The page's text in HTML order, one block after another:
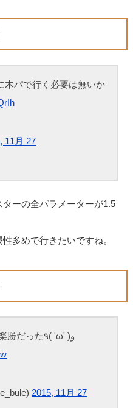
木パで行く必要は無いか
11月 27
ーの全パラメーターが1.5
多めで行きたいですね。
ヤマツミ降臨 覚醒サクヤで楽勝だった٩( 'ω' )و
2015, 11月 27